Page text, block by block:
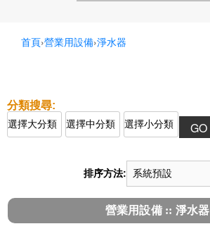
首頁›營業用設備›淨水器
排序方法:
營業用設備 :: 淨水器